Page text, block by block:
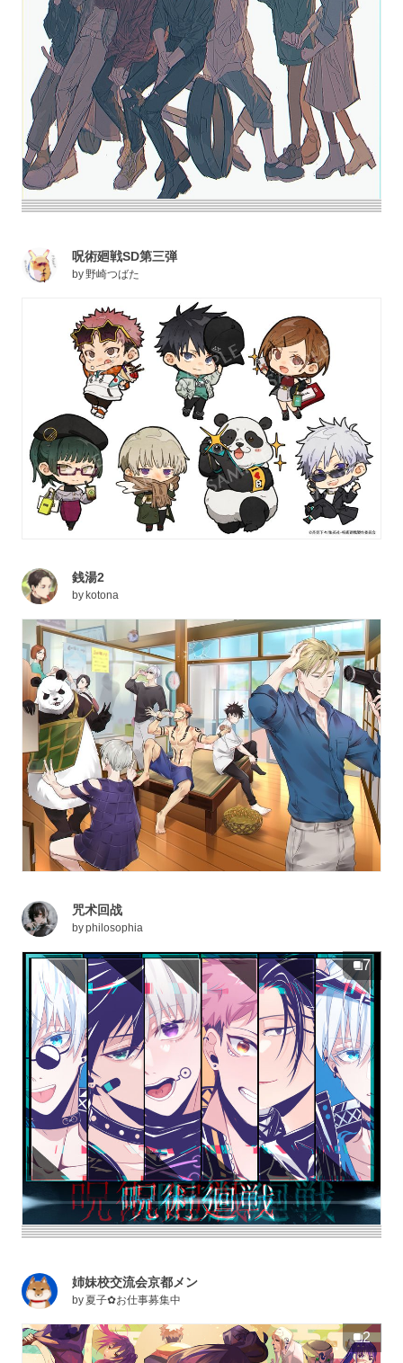
呪術廻戦SD第三弾
by野崎つばた
銭湯2
by kotona
咒术回战
byphilosophia
7
姉妹校交流会京都メン
by 夏子✿お仕事募集中
2